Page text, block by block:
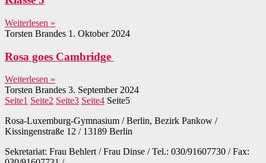
Weiterlesen »
Torsten Brandes 1. Oktober 2024
Rosa goes Cambridge
Weiterlesen »
Torsten Brandes 3. September 2024
Seite1 Seite2 Seite3 Seite4 Seite5
Rosa-Luxemburg-Gymnasium / Berlin, Bezirk Pankow /
Kissingenstraße 12 / 13189 Berlin
Sekretariat: Frau Behlert / Frau Dinse / Tel.: 030/91607730 / Fax: